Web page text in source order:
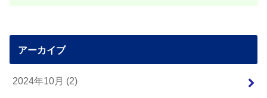
アーカイブ
2024年10月 (2)